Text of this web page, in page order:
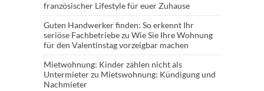
französischer Lifestyle für euer Zuhause
Guten Handwerker finden: So erkennt Ihr
seriöse Fachbetriebezu Wie Sie Ihre Wohnung
für den Valentinstag vorzeigbar machen
Mietwohnung: Kinder zählen nicht als
Untermieterzu Mietswohnung: Kündigung und
Nachmieter